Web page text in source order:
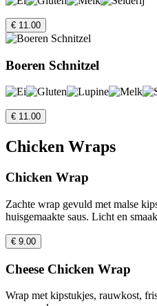
€ 11.00
Boeren Schnitzel
€ 11.00
Chicken Wraps
Chicken Wrap
Zachte wrap gevuld met malse
huisgemaakte saus. Licht en
€ 9.00
Cheese Chicken Wrap
Wrap met kipstukjes, rauwkost,